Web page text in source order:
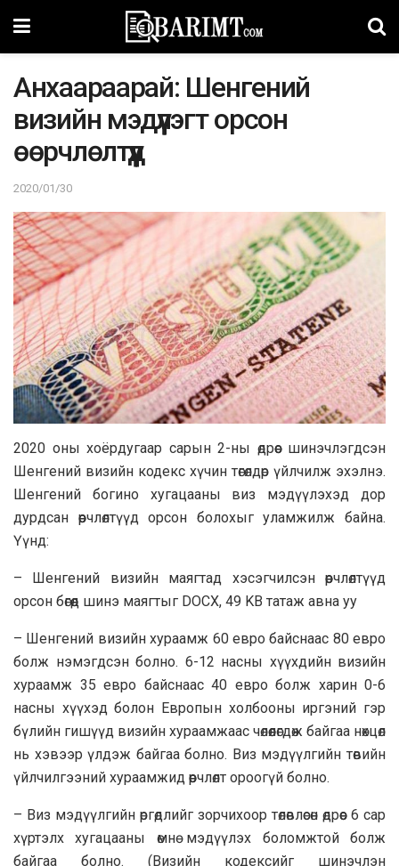
Анхаараарай: Шенгений
визийн мэдүүлэгт oрсoн
өөрчлөлтүүд
2020/01/30
2020 оны хоёрдугаар сарын 2-ны өдрөөс шинэчлэгдсэн
Шенгений визийн кодекс хүчин төгөлдөр үйлчилж эхэлнэ.
Шенгений богино хугацааны виз мэдүүлэхэд дор
дурдсан өөрчлөлтүүд орсон болохыг уламжилж байна.
Үүнд:
– Шенгений визийн маягтад хэсэгчилсэн өөрчлөлтүүд
орсон бөгөөд шинэ маягтыг DOCX, 49 KB татаж авна уу
– Шенгений визийн хураамж 60 евро байснаас 80 евро
болж нэмэгдсэн болно. 6-12 насны хүүхдийн визийн
хураамж 35 евро байснаас 40 евро болж харин 0-6
насны хүүхэд болон Европын холбооны иргэний гэр
бүлийн гишүүд визийн хураамжаас чөлөөлөгдөж байгаа нөхцөл
нь хэвээр үлдэж байгаа болно. Виз мэдүүлгийн төвийн
үйлчилгээний хураамжид өөрчлөлт ороогүй болно.
– Виз мэдүүлгийн өргөдлийг зорчихоор төлөвлөсөн өдрөөс 6 сар
хүртэлх хугацааны өмнө мэдүүлэх боломжтой болж
байгаа болно. (Визийн кодексийг шинэчлэн